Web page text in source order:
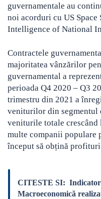
guvernamentale au
noi acorduri cu US Space
Intelligence of National
Contractele
majoritatea vânzărilor
guvernamental a
perioada Q4 2020 – Q3
trimestru din 2021 a
veniturilor din segmentul
veniturile totale crescând
multe companii populare
început să obțină
CITESTE SI:
Macroeconomică